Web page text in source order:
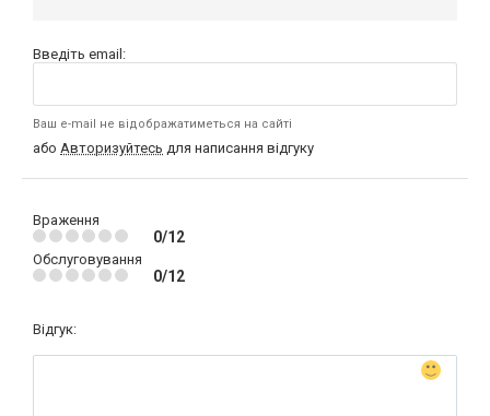
Введіть email:
Ваш e-mail не відображатиметься на сайті
або Авторизуйтесь для написання відгуку
Враження
0/12
Обслуговування
0/12
Відгук: